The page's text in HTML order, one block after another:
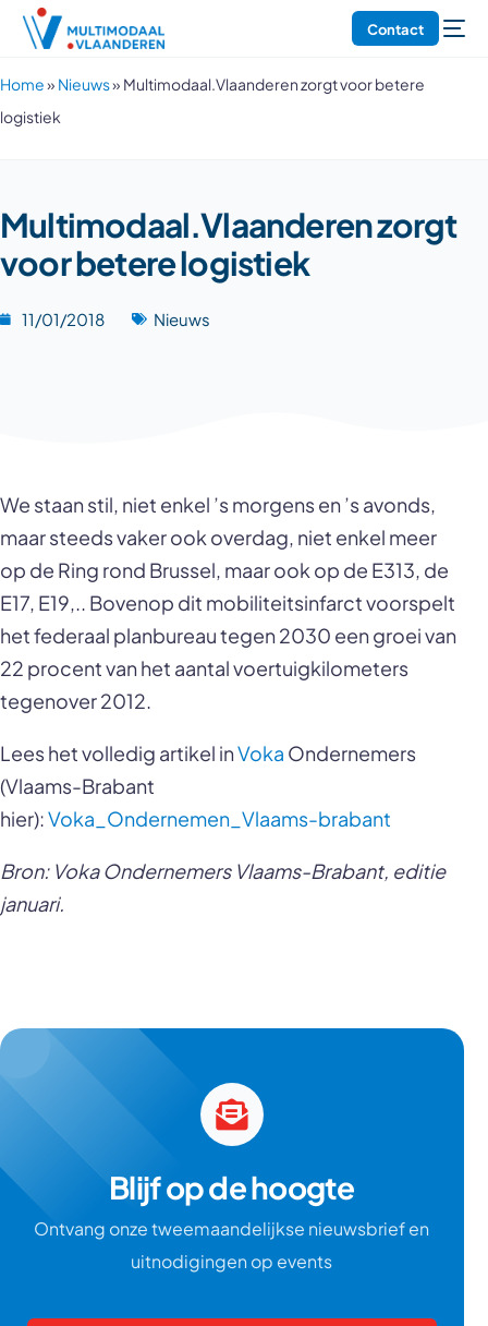
Contact
Home»Nieuws»Multimodaal.Vlaanderen zorgt voor betere
logistiek
Multimodaal.Vlaanderen zorgt
voor betere logistiek
11/01/2018 Nieuws
We staan stil, niet enkel ’s morgens en ’s avonds,
maar steeds vaker ook overdag, niet enkel meer
op de Ring rond Brussel, maar ook op de E313, de
E17, E19,.. Bovenop dit mobiliteitsinfarct voorspelt
het federaal planbureau tegen 2030 een groei van
22 procent van het aantal voertuigkilometers
tegenover 2012.
Lees het volledig artikel inVokaOndernemers
(Vlaams-Brabant
hier):Voka_Ondernemen_Vlaams-brabant
Bron: Voka Ondernemers Vlaams-Brabant, editie
januari.
Blijf op de hoogte
Ontvang onze tweemaandelijkse nieuwsbrief en
uitnodigingen op events